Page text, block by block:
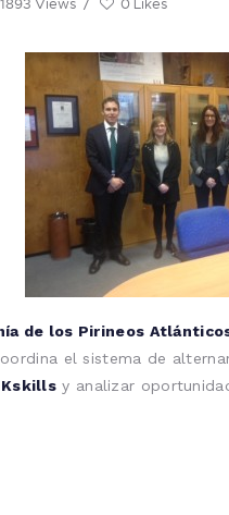
de los Pirineos
el sistema de
Kskills y analizar